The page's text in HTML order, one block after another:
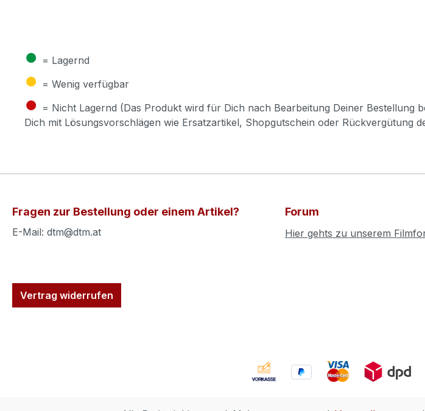
● = Lagernd
● = Wenig verfügbar
● = Nicht Lagernd (Das Produkt wird für Dich nach Bearbeitung Deiner
Dich mit Lösungsvorschlägen wie Ersatzartikel, Shopgutschein oder Rückvergütung
Fragen zur Bestellung oder einem Artikel?
E-Mail: dtm@dtm.at
Vertrag widerrufen
Forum
Hier gehts zu unserem